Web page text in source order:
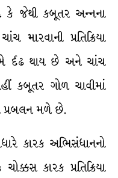
કે જેથી કબૂતર અન્નના
મારવાની પ્રતિક્રિયા
ર્દઢ થાય છે અને ચાંચ
કબૂતર ગોળ ચાવીમાં
પ્રબલન મળે છે.
કારક અભિસંધાનનો
કારક પ્રતિક્રિયા